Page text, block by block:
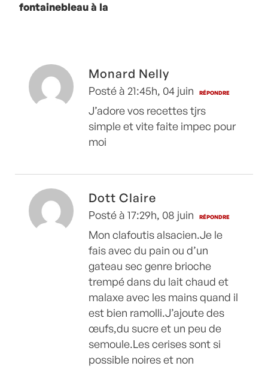
fontainebleau à la
Monard Nelly
Posté à 21:45h, 04 juin RÉPONDRE
J’adore vos recettes tjrs
simple et vite faite impec pour
moi
Dott Claire
Posté à 17:29h, 08 juin RÉPONDRE
Mon clafoutis alsacien.Je le
fais avec du pain ou d’un
gateau sec genre brioche
trempé dans du lait chaud et
malaxe avec les mains quand il
est bien ramolli.J’ajoute des
œufs,du sucre et un peu de
semoule.Les cerises sont si
possible noires et non